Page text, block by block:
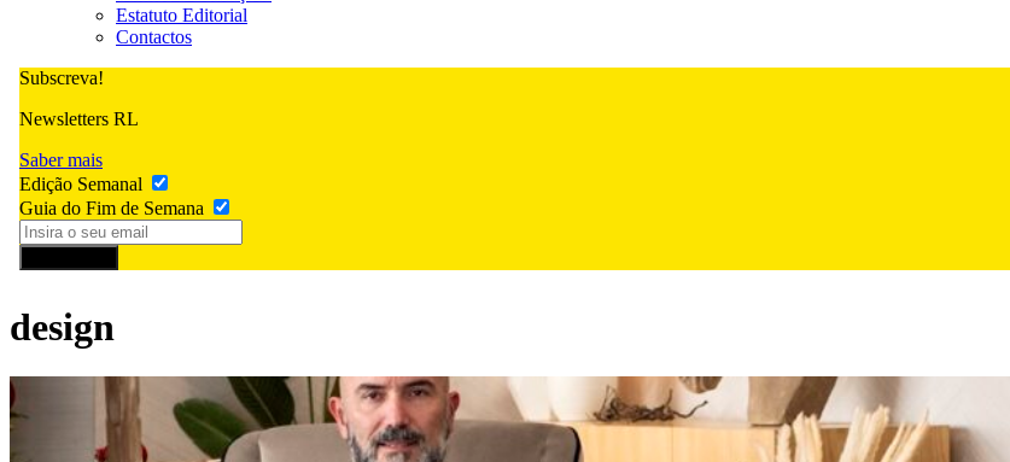
Estatuto Editorial
Contactos
Subscreva!
Newsletters RL
Saber mais
Edição Semanal
Guia do Fim de Semana
design